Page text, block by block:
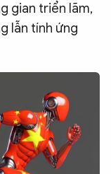
gian triển lãm,
lẫn tính ứng